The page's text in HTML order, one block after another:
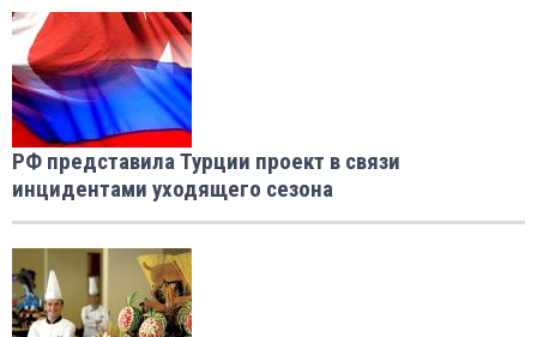
РФ представила Турции проект в связи
инцидентами уходящего сезона